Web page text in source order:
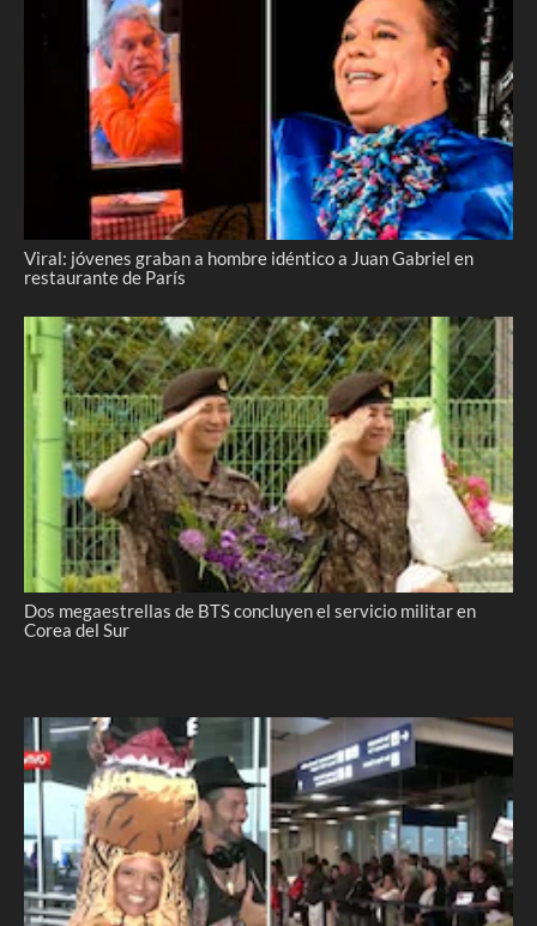
Viral: jóvenes graban a hombre idéntico a Juan Gabriel en
restaurante de París
Dos megaestrellas de BTS concluyen el servicio militar en
Corea del Sur